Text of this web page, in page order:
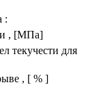
:
, [МПа]
текучести для
, [ % ]